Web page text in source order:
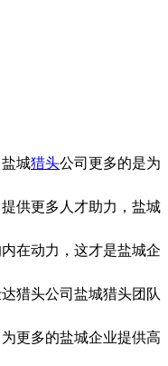
城猎头公司更多的是为
供更多人才助力，盐城
在动力，这才是盐城企
猎头公司盐城猎头团队
更多的盐城企业提供高